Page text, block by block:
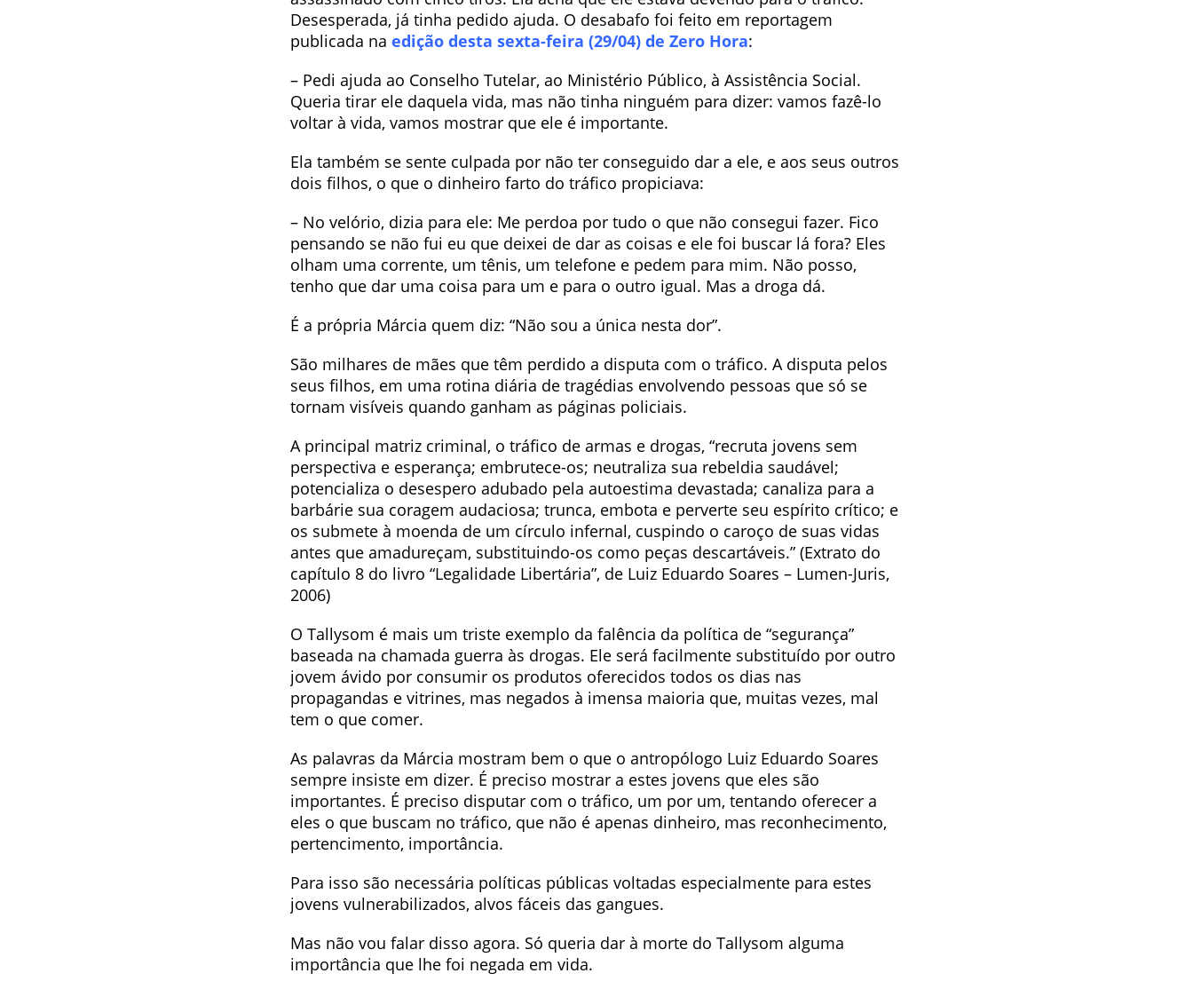
Desesperada, já tinha pedido ajuda. O desabafo foi feito em reportagem
publicada na edição desta sexta-feira (29/04) de Zero Hora:
– Pedi ajuda ao Conselho Tutelar, ao Ministério Público, à Assistência Social.
Queria tirar ele daquela vida, mas não tinha ninguém para dizer: vamos fazê-lo
voltar à vida, vamos mostrar que ele é importante.
Ela também se sente culpada por não ter conseguido dar a ele, e aos seus outros
dois filhos, o que o dinheiro farto do tráfico propiciava:
– No velório, dizia para ele: Me perdoa por tudo o que não consegui fazer. Fico
pensando se não fui eu que deixei de dar as coisas e ele foi buscar lá fora? Eles
olham uma corrente, um tênis, um telefone e pedem para mim. Não posso,
tenho que dar uma coisa para um e para o outro igual. Mas a droga dá.
É a própria Márcia quem diz: “Não sou a única nesta dor”.
São milhares de mães que têm perdido a disputa com o tráfico. A disputa pelos
seus filhos, em uma rotina diária de tragédias envolvendo pessoas que só se
tornam visíveis quando ganham as páginas policiais.
A principal matriz criminal, o tráfico de armas e drogas, “recruta jovens sem
perspectiva e esperança; embrutece-os; neutraliza sua rebeldia saudável;
potencializa o desespero adubado pela autoestima devastada; canaliza para a
barbárie sua coragem audaciosa; trunca, embota e perverte seu espírito crítico; e
os submete à moenda de um círculo infernal, cuspindo o caroço de suas vidas
antes que amadureçam, substituindo-os como peças descartáveis.” (Extrato do
capítulo 8 do livro “Legalidade Libertária”, de Luiz Eduardo Soares – Lumen-Juris,
2006)
O Tallysom é mais um triste exemplo da falência da política de “segurança”
baseada na chamada guerra às drogas. Ele será facilmente substituído por outro
jovem ávido por consumir os produtos oferecidos todos os dias nas
propagandas e vitrines, mas negados à imensa maioria que, muitas vezes, mal
tem o que comer.
As palavras da Márcia mostram bem o que o antropólogo Luiz Eduardo Soares
sempre insiste em dizer. É preciso mostrar a estes jovens que eles são
importantes. É preciso disputar com o tráfico, um por um, tentando oferecer a
eles o que buscam no tráfico, que não é apenas dinheiro, mas reconhecimento,
pertencimento, importância.
Para isso são necessária políticas públicas voltadas especialmente para estes
jovens vulnerabilizados, alvos fáceis das gangues.
Mas não vou falar disso agora. Só queria dar à morte do Tallysom alguma
importância que lhe foi negada em vida.